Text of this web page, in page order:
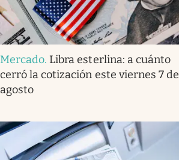
Mercado. Libra esterlina: a cuánto
cerró la cotización este viernes 7 de
agosto